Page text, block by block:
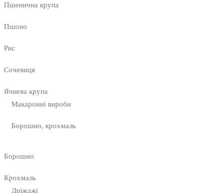
Пшенична крупа
Пшоно
Рис
Сочевиця
Ячнева крупа
Макаронні вироби
Борошно, крохмаль
Борошно
Крохмаль
Дріжджі